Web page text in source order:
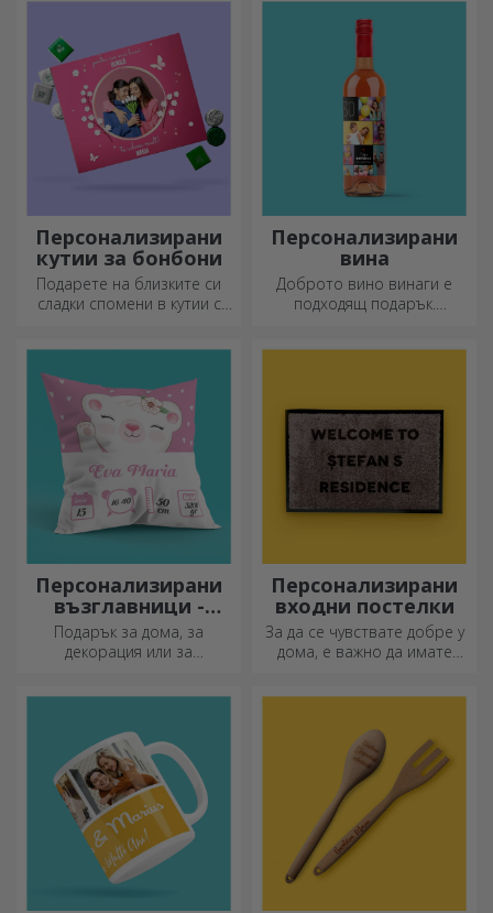
подаръка, който искате!
Персонализирани
кутии за бонбони
Подарете на близките си
сладки спомени в кутии с
Персонализирани
вина
Доброто вино винаги е
подходящ подарък.
Персонализирани
възглавници -
голям формат
Подарък за дома, за
декорация или за
персонализираните
всеки повод.
Персонализирани
входни постелки
За да се чувствате добре у
дома, е важно да имате
Персонализирайте ги и ще
килими!